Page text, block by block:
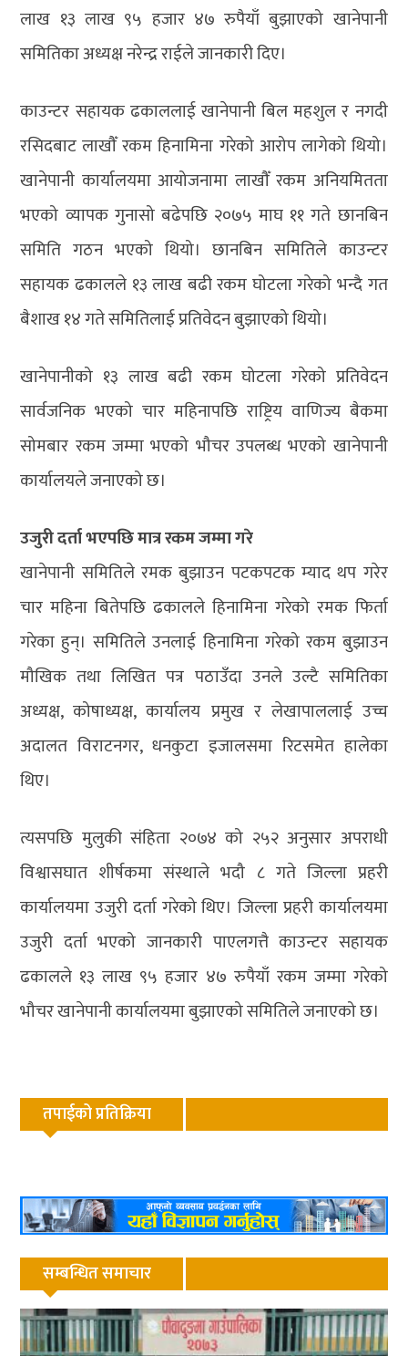
लाख १३ लाख ९५ हजार ४७ रुपैयाँ बुझाएको खानेपानी
समितिका अध्यक्ष नरेन्द्र राईले जानकारी दिए।
काउन्टर सहायक ढकाललाई खानेपानी बिल महशुल र नगदी
रसिदबाट लाखौँ रकम हिनामिना गरेको आरोप लागेको थियो।
खानेपानी कार्यालयमा आयोजनामा लाखौँ रकम अनियमितता
भएको व्यापक गुनासो बढेपछि २०७५ माघ ११ गते छानबिन
समिति गठन भएको थियो। छानबिन समितिले काउन्टर
सहायक ढकालले १३ लाख बढी रकम घोटला गरेको भन्दै गत
बैशाख १४ गते समितिलाई प्रतिवेदन बुझाएको थियो।
खानेपानीको १३ लाख बढी रकम घोटला गरेको प्रतिवेदन
सार्वजनिक भएको चार महिनापछि राष्ट्रिय वाणिज्य बैकमा
सोमबार रकम जम्मा भएको भौचर उपलब्ध भएको खानेपानी
कार्यालयले जनाएको छ।
उजुरी दर्ता भएपछि मात्र रकम जम्मा गरे
खानेपानी समितिले रमक बुझाउन पटकपटक म्याद थप गरेर
चार महिना बितेपछि ढकालले हिनामिना गरेको रमक फिर्ता
गरेका हुन्। समितिले उनलाई हिनामिना गरेको रकम बुझाउन
मौखिक तथा लिखित पत्र पठाउँदा उनले उल्टै समितिका
अध्यक्ष, कोषाध्यक्ष, कार्यालय प्रमुख र लेखापाललाई उच्च
अदालत विराटनगर, धनकुटा इजालसमा रिटसमेत हालेका
थिए।
त्यसपछि मुलुकी संहिता २०७४ को २५२ अनुसार अपराधी
विश्वासघात शीर्षकमा संस्थाले भदौ ८ गते जिल्ला प्रहरी
कार्यालयमा उजुरी दर्ता गरेको थिए। जिल्ला प्रहरी कार्यालयमा
उजुरी दर्ता भएको जानकारी पाएलगत्तै काउन्टर सहायक
ढकालले १३ लाख ९५ हजार ४७ रुपैयाँ रकम जम्मा गरेको
भौचर खानेपानी कार्यालयमा बुझाएको समितिले जनाएको छ।
तपाईको प्रतिक्रिया
सम्बन्धित समाचार